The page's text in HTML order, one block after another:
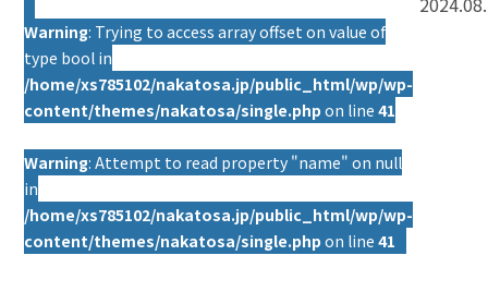
Warning: Trying to access array offset on value of
type bool in
/home/xs785102/nakatosa.jp/public_html/wp/wp-
content/themes/nakatosa/single.php on line41
Warning: Attempt to read property "name" on null
in
/home/xs785102/nakatosa.jp/public_html/wp/wp-
content/themes/nakatosa/single.php on line41